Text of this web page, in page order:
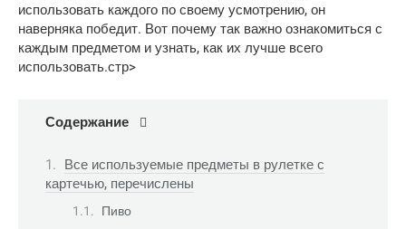
использовать каждого по своему усмотрению, он
наверняка победит. Вот почему так важно ознакомиться с
каждым предметом и узнать, как их лучше всего
использовать.стр>
Содержание
Все используемые предметы в рулетке с
картечью, перечислены
Пиво